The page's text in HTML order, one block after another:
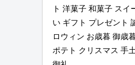
ト 洋菓子 和菓子 スイ
い ギフト プレゼント
ロウィン お歳暮 御歳
ポテト クリスマス 手